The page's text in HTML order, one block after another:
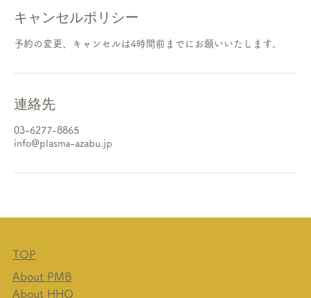
キャンセルポリシー
予約の変更、キャンセルは4時間前までにお願いいたします。
連絡先
03-6277-8865
info@plasma-azabu.jp
TOP
About PMB
About HHO